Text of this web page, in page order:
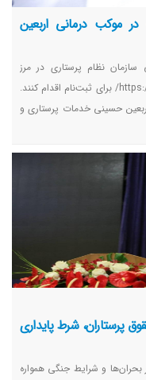
موکب درمانی اربعین
نظام پرستاری در مرز
تمرچین می‌توانند از طریق لینک https://mokeb.ino2.ir/ برای ثبت‌نام اقدام کنند.
حسینی خدمات پرستاری و
پرستاران، شرط پایداری
و شرایط جنگی همواره